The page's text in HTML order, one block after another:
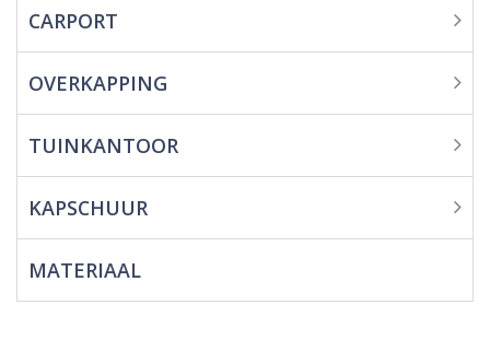
Overkapping
Tuinkantoor
Kapschuur
CARPORT
OVERKAPPING
TUINKANTOOR
KAPSCHUUR
MATERIAAL